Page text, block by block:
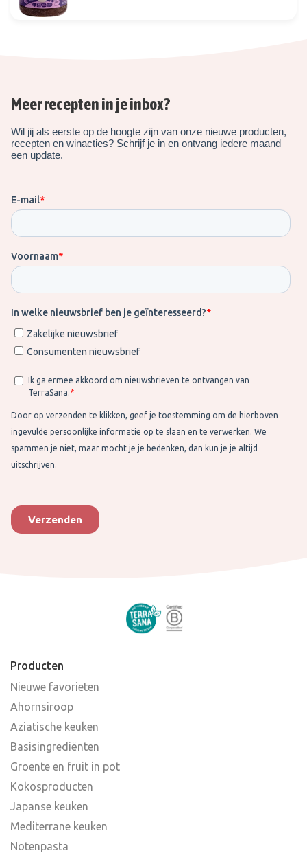
Meer recepten in je inbox?
Producten
Nieuwe favorieten
Ahornsiroop
Aziatische keuken
Basisingrediënten
Groente en fruit in pot
Kokosproducten
Japanse keuken
Mediterrane keuken
Notenpasta